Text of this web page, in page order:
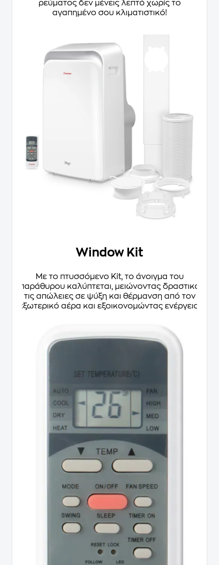
ρεύματος δεν μένεις λεπτό χωρίς το
αγαπημένο σου κλιματιστικό!
Window Kit
Με το πτυσσόμενο Κit, το άνοιγμα του
παράθυρου καλύπτεται, μειώνοντας δραστικά
τις απώλειες σε ψύξη και θέρμανση από τον
εξωτερικό αέρα και εξοικονομώντας ενέργεια.